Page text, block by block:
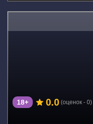
18+ 0.0 (оценок - 0)